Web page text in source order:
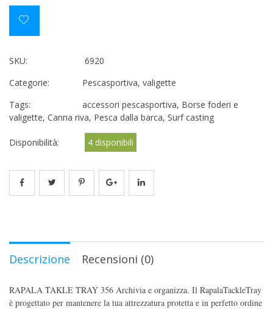
SKU:
6920
Categorie:
Pescasportiva, valigette
Tags:
accessori pescasportiva, Borse foderi e
valigette, Canna riva, Pesca dalla barca, Surf casting
Disponibilità: 4 disponibili
Descrizione Recensioni (0)
RAPALA TAKLE TRAY 356 Archivia e organizza. Il RapalaTackleTray
è progettato per mantenere la tua attrezzatura protetta e in perfetto ordine